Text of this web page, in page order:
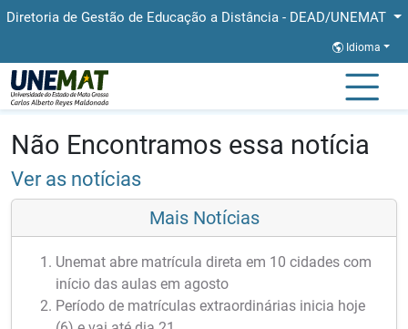
Diretoria de Gestão de Educação a Distância - DEAD/UNEMAT
Idioma
Página Inicial
Não Encontramos essa notícia
Ver as notícias
Mais Notícias
Unemat abre matrícula direta em 10 cidades com
início das aulas em agosto
Período de matrículas extraordinárias inicia hoje